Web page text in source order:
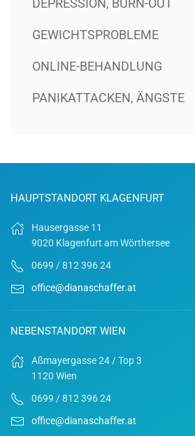
DEPRESSION, BURN-OUT
GEWICHTSPROBLEME
ONLINE-BEHANDLUNG
PANIKATTACKEN, ÄNGSTE
HAUPTSTANDORT KLAGENFURT
Hausergasse 11
9020 Klagenfurt am Wörthersee
0699 / 812 396 24
office@dianaschaffer.at
NEBENSTANDORT WIEN
Aßmayergasse 24 / Top 3
1120 Wien
0699 / 812 396 24
office@dianaschaffer.at